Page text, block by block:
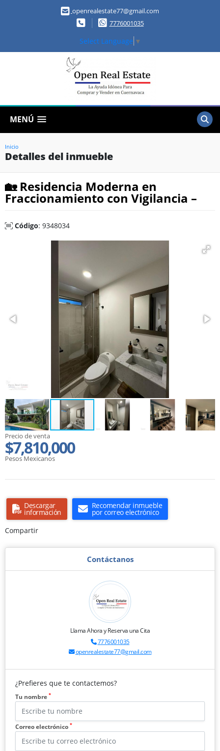
openrealestate77@gmail.com
7776001035
Select Language ▼
MENÚ
Inicio
Detalles del inmueble
🏡 Residencia Moderna en
Fraccionamiento con Vigilancia –
Código: 9348034
Precio de venta
$7,810,000
Pesos Mexicanos
Descargar
información
Recomendar inmueble
por correo electrónico
Compartir
Contáctanos
Llama Ahora y Reserva una Cita
7776001035
openrealestate77@gmail.com
¿Prefieres que te contactemos?
Tu nombre *
Correo electrónico *